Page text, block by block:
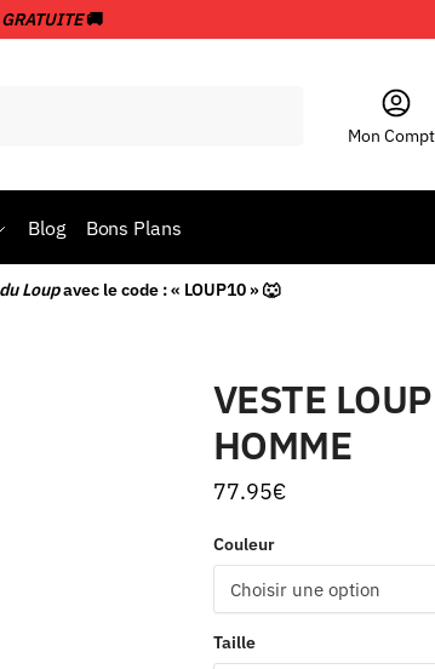
GRATUITE🚚
Mon
Blog Bons Plans
Loupavec le code : « LOUP10 » 🐺
VESTE LOUP
HOMME
77.95€
Couleur
Taille